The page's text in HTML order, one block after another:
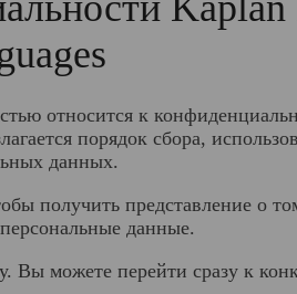
относится к
порядок сбора,
данных.
получить представление о
данные.
Вы можете перейти сразу к